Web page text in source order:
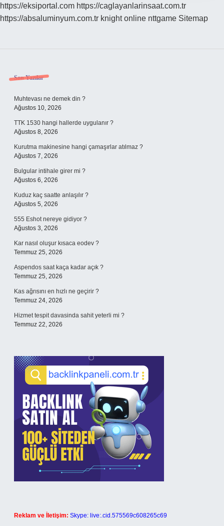
https://eksiportal.com https://caglayanlarinsaat.com.tr
https://absaluminyum.com.tr knight online nttgame Sitemap
Sidebar
Son Yazılar
Muhtevası ne demek din ?
Ağustos 10, 2026
TTK 1530 hangi hallerde uygulanır ?
Ağustos 8, 2026
Kurutma makinesine hangi çamaşırlar atılmaz ?
Ağustos 7, 2026
Bulgular intihale girer mi ?
Ağustos 6, 2026
Kuduz kaç saatte anlaşılır ?
Ağustos 5, 2026
555 Eshot nereye gidiyor ?
Ağustos 3, 2026
Kar nasıl oluşur kısaca eodev ?
Temmuz 25, 2026
Aspendos saat kaça kadar açık ?
Temmuz 25, 2026
Kas ağrısını en hızlı ne geçirir ?
Temmuz 24, 2026
Hizmet tespit davasinda sahit yeterli mi ?
Temmuz 22, 2026
Reklam ve İletişim: Skype: live:.cid.575569c608265c69